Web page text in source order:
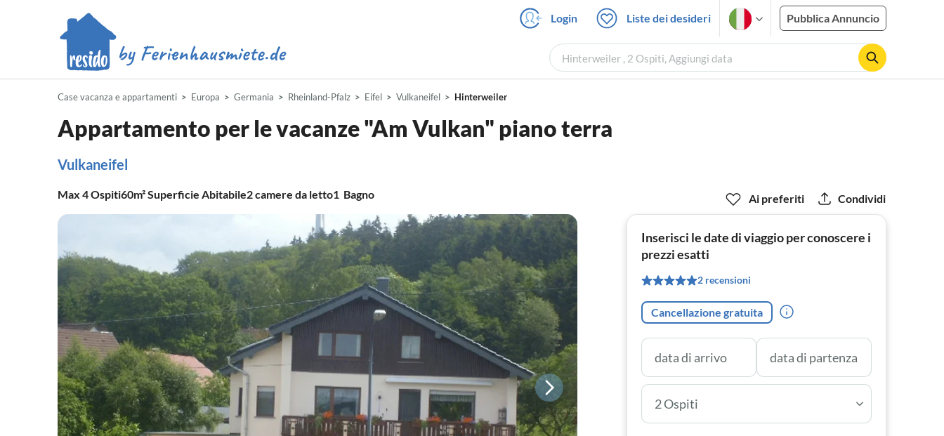
Login Liste dei desideri Pubblica Annuncio
Hinterweiler , 2 Ospiti, Aggiungi data
Case vacanza e appartamenti Europa Germania Rheinland-Pfalz Eifel Vulkaneifel Hinterweiler
Appartamento per le vacanze "Am Vulkan" piano terra
Vulkaneifel
Max 4Ospiti60m²Superficie Abitabile2camere da letto1 Bagno Ai preferiti Condividi
Inserisci le date di viaggio per conoscere i
prezzi esatti
2 recensioni
Cancellazione gratuita
2 Ospiti